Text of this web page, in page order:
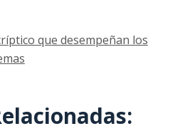
que desempeñan los